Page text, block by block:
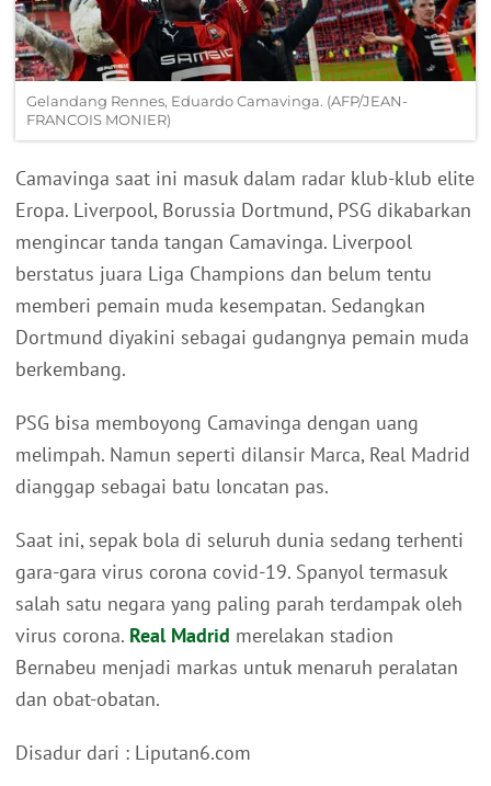
Gelandang Rennes, Eduardo Camavinga. (AFP/JEAN-
FRANCOIS MONIER)
Camavinga saat ini masuk dalam radar klub-klub elite
Eropa. Liverpool, Borussia Dortmund, PSG dikabarkan
mengincar tanda tangan Camavinga. Liverpool
berstatus juara Liga Champions dan belum tentu
memberi pemain muda kesempatan. Sedangkan
Dortmund diyakini sebagai gudangnya pemain muda
berkembang.
PSG bisa memboyong Camavinga dengan uang
melimpah. Namun seperti dilansir Marca, Real Madrid
dianggap sebagai batu loncatan pas.
Saat ini, sepak bola di seluruh dunia sedang terhenti
gara-gara virus corona covid-19. Spanyol termasuk
salah satu negara yang paling parah terdampak oleh
virus corona. Real Madrid merelakan stadion
Bernabeu menjadi markas untuk menaruh peralatan
dan obat-obatan.
Disadur dari : Liputan6.com